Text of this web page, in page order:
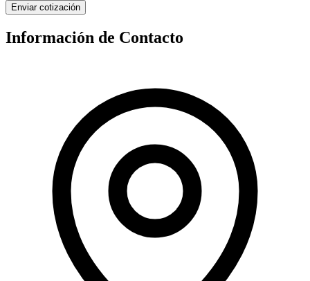
Enviar cotización
Información de Contacto